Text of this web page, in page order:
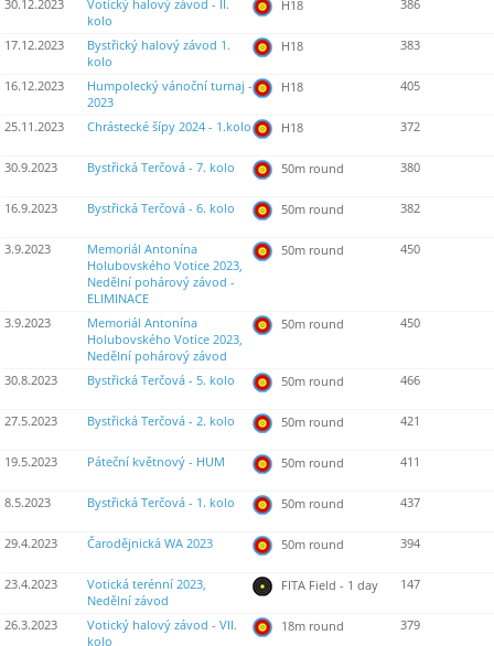
30.12.2023
Votický halový závod - II.
kolo
H18 386
17.12.2023
Bystřický halový závod 1.
kolo
H18 383
16.12.2023
Humpolecký vánoční turnaj -
2023
H18 405
25.11.2023 Chrástecké šípy 2024 - 1.kolo H18 372
30.9.2023 Bystřická Terčová - 7. kolo 50m round 380
16.9.2023 Bystřická Terčová - 6. kolo 50m round 382
3.9.2023
Memoriál Antonína
Holubovského Votice 2023,
Nedělní pohárový závod -
ELIMINACE
50m round 450
3.9.2023
Memoriál Antonína
Holubovského Votice 2023,
Nedělní pohárový závod
50m round 450
30.8.2023 Bystřická Terčová - 5. kolo 50m round 466
27.5.2023 Bystřická Terčová - 2. kolo 50m round 421
19.5.2023 Páteční květnový - HUM 50m round 411
8.5.2023 Bystřická Terčová - 1. kolo 50m round 437
29.4.2023 Čarodějnická WA 2023 50m round 394
23.4.2023
Votická terénní 2023,
Nedělní závod
FITA Field - 1 day 147
26.3.2023
Votický halový závod - VII.
kolo
18m round 379